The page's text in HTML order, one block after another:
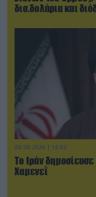
δισ.δολάρια και
09.08.2026 | 18:02
Το Ιράν
Χαμενεΐ